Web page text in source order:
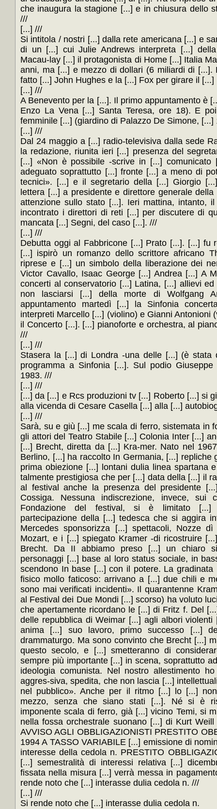
che inaugura la stagione [...] e in chiusura dello
///
[...] ///
Si intitola / nostri [...] dalla rete americana [...] e
di un [...] cui Julie Andrews interpreta [...]
Macau-lay [...] il protagonista di Home [...] Italia
anni, ma [...] e mezzo di dollari (6 miliardi di [...].
fatto [...] John Hughes e la [...] Fox per girare il
[...] ///
A Benevento per la [...]. Il primo appuntamento è
Enzo La Vena [...] Santa Teresa, ore 18). E
femminile [...] (giardino di Palazzo De Simone, [...]
[...] ///
Dal 24 maggio a [...] radio-televisiva dalla sede
la redazione, riunita ieri [...] presenza del
[...] «Non è possibile -scrive in [...] comunicato
adeguato soprattutto [...] fronte [...] a meno di
tecnici». [...] e il segretario della [...] Giorgio
lettera [...] a presidente e direttore generale
attenzione sullo stato [...]. Ieri mattina, intanto,
incontrato i direttori di reti [...] per discutere di
mancata [...] Segni, del caso [...]. ///
[...] ///
Debutta oggi al Fabbricone [...] Prato [...]. [...] fu
[...] ispirò un romanzo dello scrittore africano
riprese e [...] un simbolo della liberazione dei
Victor Cavallo, Isaac George [...] Andrea [...] A
concerti al conservatorio [...] Latina, [...] allievi
non lasciarsi [...] della morte di Wolfgang
appuntamento martedì [...] la Sinfonia
interpreti Marcello [...] (violino) e Gianni Antonioni
il Concerto [...]. [...] pianoforte e orchestra, al
///
[...] ///
Stasera la [...] di Londra -una delle [...] (è stata
programma a Sinfonia [...]. Sul podio
1983. ///
[...] ///
[...] da [...] e Rcs produzioni tv [...] Roberto [...] si
alla vicenda di Cesare Casella [...] alla [...]
[...] ///
Sarà, su e giù [...] me scala di ferro, sistemata in
gli attori del Teatro Stabile [...] Colonia Inter [...]
[...] Brecht, diretta da [...] Kra-mer. Nato nel
Berlino, [...] ha raccolto In Germania, [...] repliche
prima obiezione [...] lontani dulia linea spartana
talmente prestigiosa che per [...] data della [...] il
al festival anche la presenza del presidente
Cossiga. Nessuna indiscrezione, invece,
Fondazione del festival, si è limitato [...]
partecipazione della [...] tedesca che si aggira
Mercedes sponsorizza [...] spettacoli, Nozze
Mozart, e i [...] spiegato Kramer -di ricostruire
Brecht. Da II abbiamo preso [...] un chiaro
personaggi [...] base al loro status sociale, in
scendono In base [...] con il potere. La
fisico mollo faticoso: arrivano a [...] due chili e
sono mai verificati incidenti». Il quarantenne
al Festival dei Due Mondi [...] scorso) ha voluto
che apertamente ricordano le [...] di Fritz f. Del
delle repubblica di Weimar [...] agli albori
anima [...] suo lavoro, primo successo [...]
drammaturgo. Ma sono convinto che Brecht [...]
questo secolo, e [...] smetteranno di
sempre più importante [...] in scena, soprattutto
ideologia comunista. Nel nostro allestimento
aggres-siva, spedita, che non lascia [...]
nel pubblico». Anche per il ritmo [...] lo [...]
mezzo, senza che siano stati [...]. Né si è
imponente scala di ferro, già [...] vicino Temi, si
nella fossa orchestrale suonano [...] di Kurt
AVVISO AGLI OBBLIGAZIONISTI PRESTITO
1994 A TASSO VARIABILE [...] emissione di
interesse della cedola n. PRESTITO
[...] semestralità di interessi relativa [...]
fissata nella misura [...] verrà messa in
rende noto che [...] interasse dulia cedola n. ///
[...] ///
Si rende noto che [...] interasse dulia cedola n.